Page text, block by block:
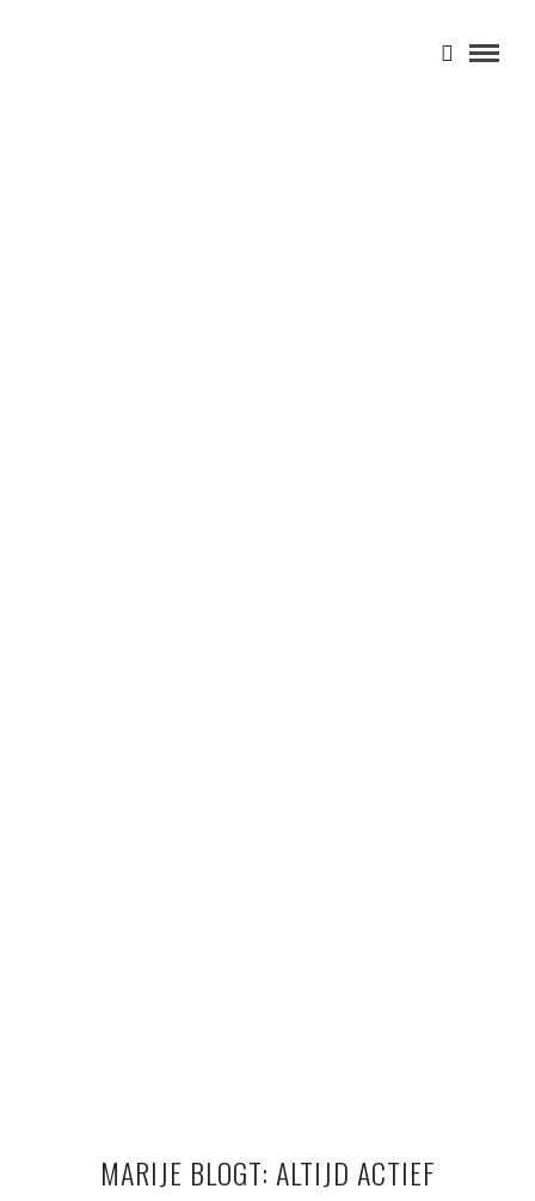
MARIJE BLOGT: ALTIJD ACTIEF